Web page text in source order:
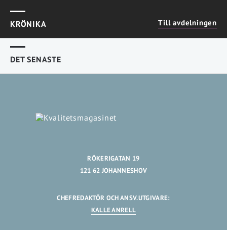
KRÖNIKA Till avdelningen
DET SENASTE
RÖKERIGATAN 19
121 62 JOHANNESHOV
CHEFREDAKTÖR OCH ANSV.UTGIVARE:
KALLE ANRELL